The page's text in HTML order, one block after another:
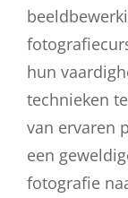
hun
technieken
van ervaren
een
fotografie